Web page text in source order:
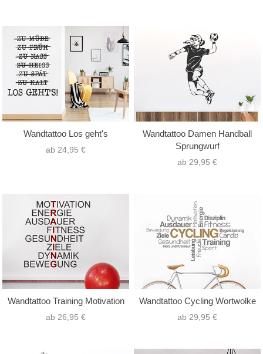
Wandtattoo Los geht's
ab 24,95 €
Wandtattoo Damen Handball
Sprungwurf
ab 29,95 €
Wandtattoo Training Motivation
ab 26,95 €
Wandtattoo Cycling Wortwolke
ab 29,95 €